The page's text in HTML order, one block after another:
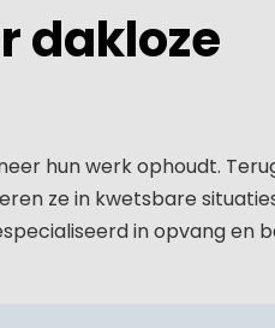
dakloze
hun werk ophoudt.
ze in kwetsbare
in opvang en